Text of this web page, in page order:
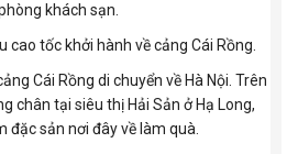
khách sạn.
cao tốc khởi hành về cảng Cái Rồng.
Cái Rồng di chuyển về Hà Nội. Trên
chân tại siêu thị Hải Sản ở Hạ Long,
đặc sản nơi đây về làm quà.